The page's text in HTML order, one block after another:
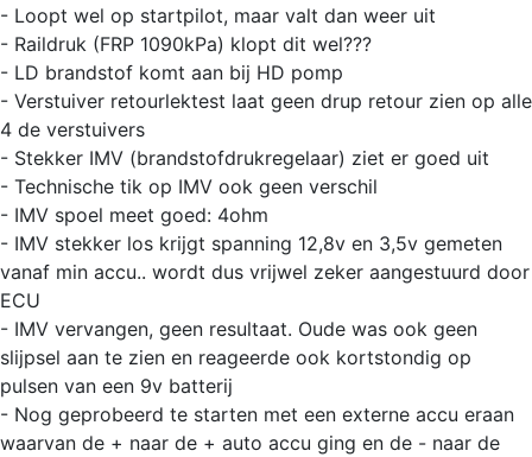
- Loopt wel op startpilot, maar valt dan weer uit
- Raildruk (FRP 1090kPa) klopt dit wel???
- LD brandstof komt aan bij HD pomp
- Verstuiver retourlektest laat geen drup retour zien op alle
4 de verstuivers
- Stekker IMV (brandstofdrukregelaar) ziet er goed uit
- Technische tik op IMV ook geen verschil
- IMV spoel meet goed: 4ohm
- IMV stekker los krijgt spanning 12,8v en 3,5v gemeten
vanaf min accu.. wordt dus vrijwel zeker aangestuurd door
ECU
- IMV vervangen, geen resultaat. Oude was ook geen
slijpsel aan te zien en reageerde ook kortstondig op
pulsen van een 9v batterij
- Nog geprobeerd te starten met een externe accu eraan
waarvan de + naar de + auto accu ging en de - naar de